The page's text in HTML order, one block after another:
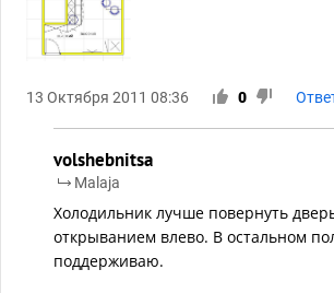
13 Октября 2011 08:36 0
volshebnitsa
Malaja
Холодильник лучше повернуть
открыванием влево. В остальном
поддерживаю.